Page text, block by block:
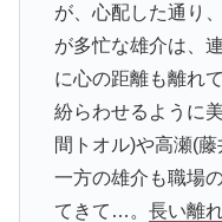
が、心配した通り
が多忙な雄介は、
に心の距離も離れ
紛らわせるように
間トオル)や高瀬(藤
一方の雄介も職場
てきて…。 長い離